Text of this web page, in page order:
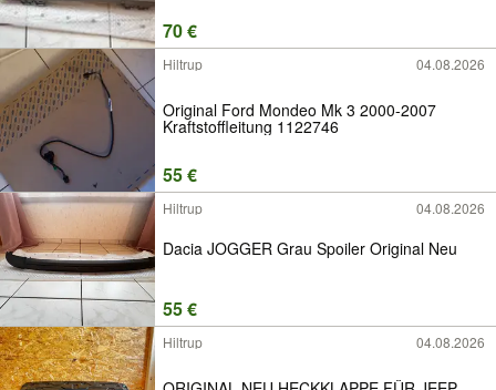
70 €
Hiltrup 04.08.2026
Original Ford Mondeo Mk 3 2000-2007
Kraftstoffleitung 1122746
55 €
Hiltrup 04.08.2026
Dacia JOGGER Grau Spoiler Original Neu
55 €
Hiltrup 04.08.2026